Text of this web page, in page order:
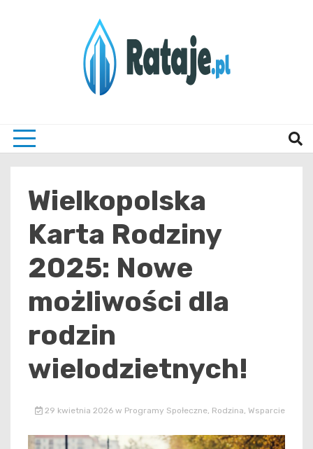
Wielkopolska
Karta Rodziny
2025: Nowe
możliwości dla
rodzin
wielodzietnych!
29 kwietnia 2026 w Programy Społeczne, Rodzina, Wsparcie